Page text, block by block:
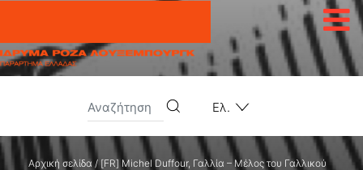
Ελ.
Αρχική σελίδα /[FR] Michel Duffour, Γαλλία – Μέλος του Γαλλικού